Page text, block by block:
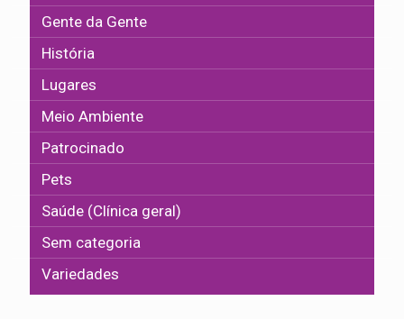
Gente da Gente
História
Lugares
Meio Ambiente
Patrocinado
Pets
Saúde (Clínica geral)
Sem categoria
Variedades